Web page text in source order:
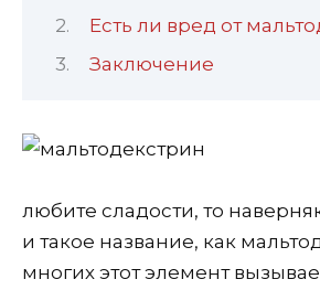
Есть ли вред от
Заключение
любите сладости, то
и такое название, как
многих этот элемент